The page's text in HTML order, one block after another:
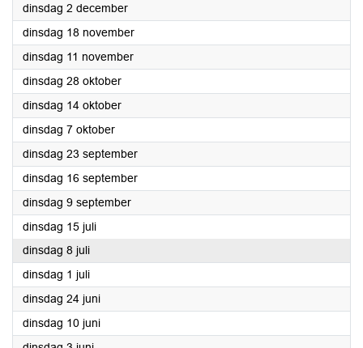
dinsdag 2 december2025
dinsdag 18 november2025
dinsdag 11 november2025
dinsdag 28 oktober2025
dinsdag 14 oktober2025
dinsdag 7 oktober2025
dinsdag 23 september2025
dinsdag 16 september2025
dinsdag 9 september2025
dinsdag 15 juli2025
dinsdag 8 juli2025
dinsdag 1 juli2025
dinsdag 24 juni2025
dinsdag 10 juni2025